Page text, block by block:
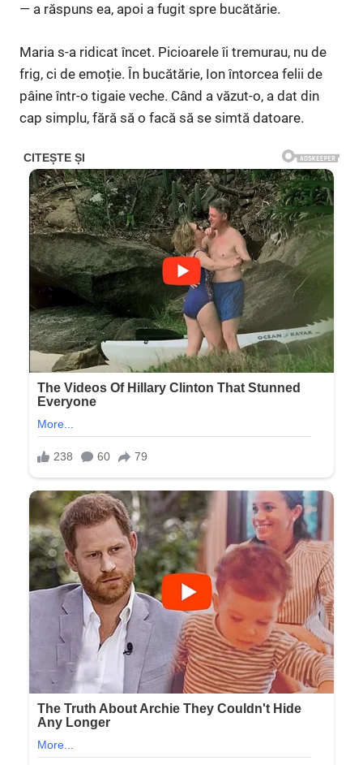
— a răspuns ea, apoi a fugit spre bucătărie.
Maria s-a ridicat încet. Picioarele îi tremurau, nu de
frig, ci de emoție. În bucătărie, Ion întorcea felii de
pâine într-o tigaie veche. Când a văzut-o, a dat din
cap simplu, fără să o facă să se simtă datoare.